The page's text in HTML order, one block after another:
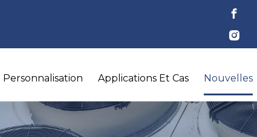
Personnalisation Applications Et Cas Nouvelles